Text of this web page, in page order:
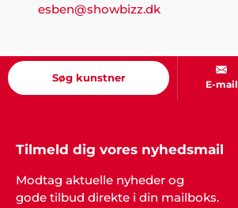
esben@showbizz.dk
Søg kunstner E-mail
Tilmeld dig vores nyhedsmail
Modtag aktuelle nyheder og
gode tilbud direkte i din mailboks.